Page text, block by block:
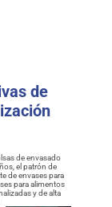
de
de envasado
el patrón de
de envases para
para alimentos
y de alta